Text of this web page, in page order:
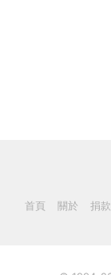
首頁 關於 捐款